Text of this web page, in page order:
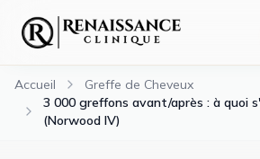
Accueil
Greffe de Cheveux
3 000 greffons avant/après : à quoi
(Norwood IV)